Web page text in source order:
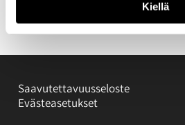
Kiellä
Saavutettavuusseloste
Evästeasetukset